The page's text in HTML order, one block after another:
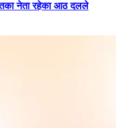
नेता रहेका आठ दलले